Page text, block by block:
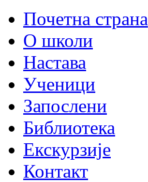
Почетна страна
О школи
Настава
Ученици
Запослени
Библиотека
Екскурзије
Контакт